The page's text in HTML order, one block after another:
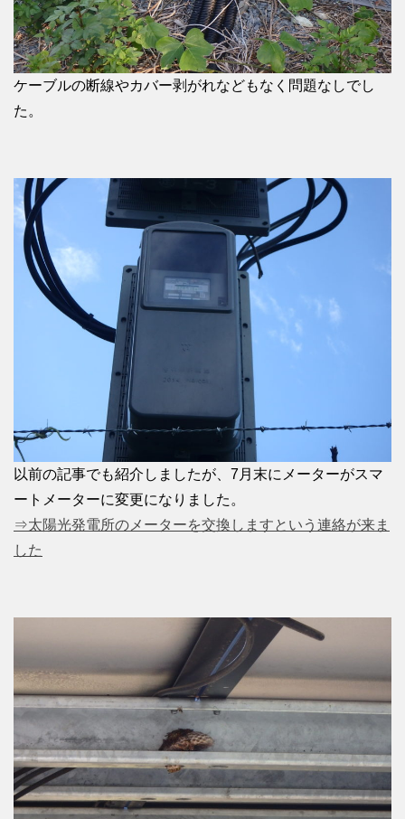
ケーブルの断線やカバー剥がれなどもなく問題なしでし
た。
以前の記事でも紹介しましたが、7月末にメーターがスマ
ートメーターに変更になりました。
⇒太陽光発電所のメーターを交換しますという連絡が来ま
した